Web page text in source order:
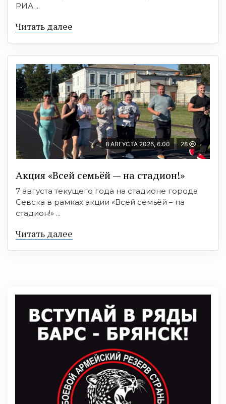
РИА ...
Читать далее
8 АВГУСТА 2026, 6:00 28
Акция «Всей семьёй — на стадион!»
7 августа текущего года на стадионе города
Севска в рамках акции «Всей семьёй – на
стадион!» ...
Читать далее